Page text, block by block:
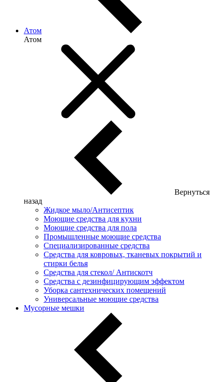
Атом
Атом
Вернуться
назад
Жидкое мыло/Антисептик
Моющие средства для кухни
Моющие средства для пола
Промышленные моющие средства
Специализированные средства
Средства для ковровых, тканевых покрытий и
стирки белья
Средства для стекол/ Антискотч
Средства с дезинфицирующим эффектом
Уборка сантехнических помещений
Универсальные моющие средства
Мусорные мешки